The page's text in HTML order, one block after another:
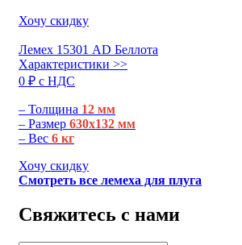
Хочу скидку
Лемех 15301 AD Беллота
Характеристики >>
0 ₽ c НДС
– Толщина 12 мм
– Размер 630х132 мм
– Вес 6 кг
Хочу скидку
Смотреть все лемеха для плуга
Свяжитесь с нами